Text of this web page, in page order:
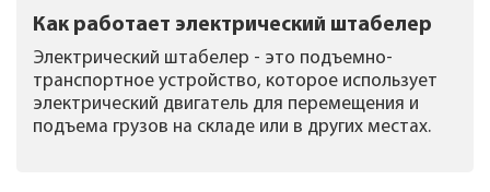
Как работает электрический штабелер
Электрический штабелер - это подъемно-
транспортное устройство, которое использует
электрический двигатель для перемещения и
подъема грузов на складе или в других местах.